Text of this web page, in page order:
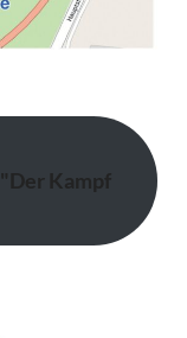
"Der Kampf